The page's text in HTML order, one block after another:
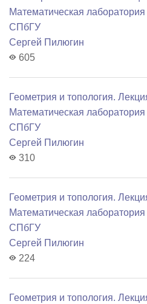
Математичеcкая
СПбГУ
Сергей Пилюгин
605
Геометрия и топология.
Математичеcкая
СПбГУ
Сергей Пилюгин
310
Геометрия и топология.
Математичеcкая
СПбГУ
Сергей Пилюгин
224
Геометрия и топология.